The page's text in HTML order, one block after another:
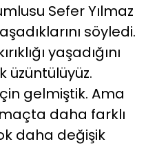
Sefer Yılmaz
söyledi.
yaşadığını
üzüntülüyüz.
gelmiştik. Ama
maçta daha farklı
daha değişik